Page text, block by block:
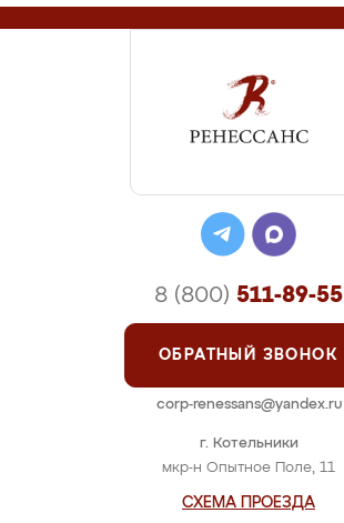
г. Котельники
мкр-н Опытное Поле, 11
СХЕМА ПРОЕЗДА
8 (800) 511-89-55
ОБРАТНЫЙ ЗВОНОК
corp-renessans@yandex.ru